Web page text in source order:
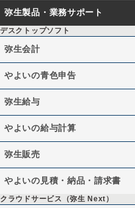
弥生製品・業務サポート
デスクトップソフト
弥生会計
やよいの青色申告
弥生給与
やよいの給与計算
弥生販売
やよいの見積・納品・請求書
クラウドサービス（弥生 Next）